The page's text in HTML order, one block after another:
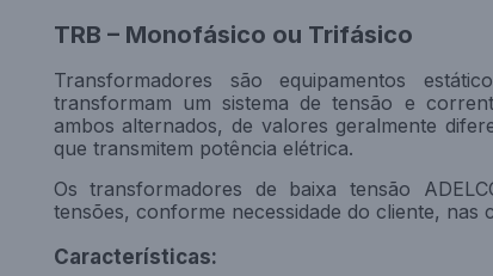
TRB – Monofásico ou Trifásico
Transformadores são equipamentos
transformam um sistema de tensão e
ambos alternados, de valores geralmente
que transmitem potência elétrica.
Os transformadores de baixa tensão
tensões, conforme necessidade do cliente, nas
Características: